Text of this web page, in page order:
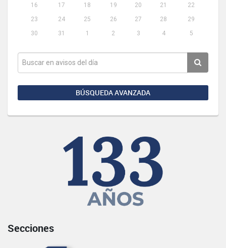
16
17 18 19 20 21
22
23
24 25 26 27 28
29
30
31 1 2 3 4 5
BÚSQUEDA AVANZADA
Secciones